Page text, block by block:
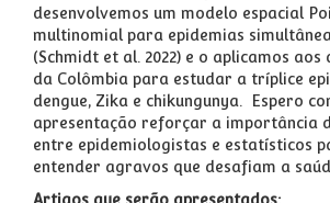
desenvolvemos um modelo espacial
multinomial para epidemias
(Schmidt et al. 2022) e o aplicamos aos
da Colômbia para estudar a tríplice
dengue, Zika e chikungunya. Espero
apresentação reforçar a importância
entre epidemiologistas e estatísticos
entender agravos que desafiam a
Artigos que serão apresentados: